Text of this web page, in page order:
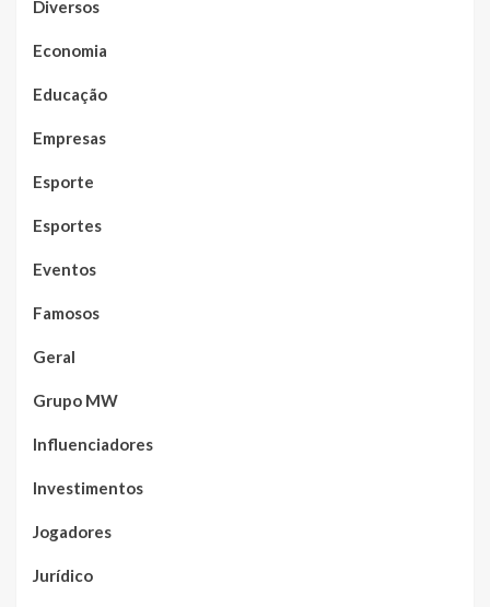
Diversos
Economia
Educação
Empresas
Esporte
Esportes
Eventos
Famosos
Geral
Grupo MW
Influenciadores
Investimentos
Jogadores
Jurídico